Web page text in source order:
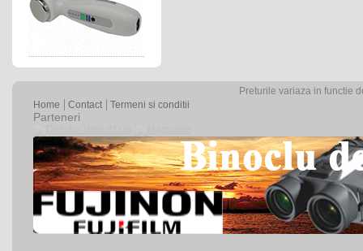
Preturile variaza in functie
Home
Contact Termeni si conditii
Parteneri